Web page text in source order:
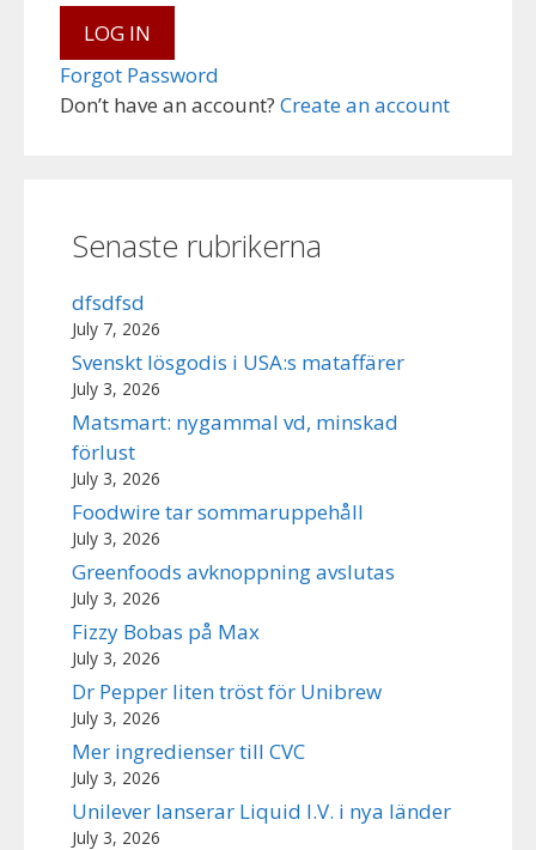
Don’t have an account? Create an account
Forgot Password
Senaste rubrikerna
dfsdfsd
July 7, 2026
Svenskt lösgodis i USA:s mataffärer
July 3, 2026
Matsmart: nygammal vd, minskad
förlust
July 3, 2026
Foodwire tar sommaruppehåll
July 3, 2026
Greenfoods avknoppning avslutas
July 3, 2026
Fizzy Bobas på Max
July 3, 2026
Dr Pepper liten tröst för Unibrew
July 3, 2026
Mer ingredienser till CVC
July 3, 2026
Unilever lanserar Liquid I.V. i nya länder
July 3, 2026